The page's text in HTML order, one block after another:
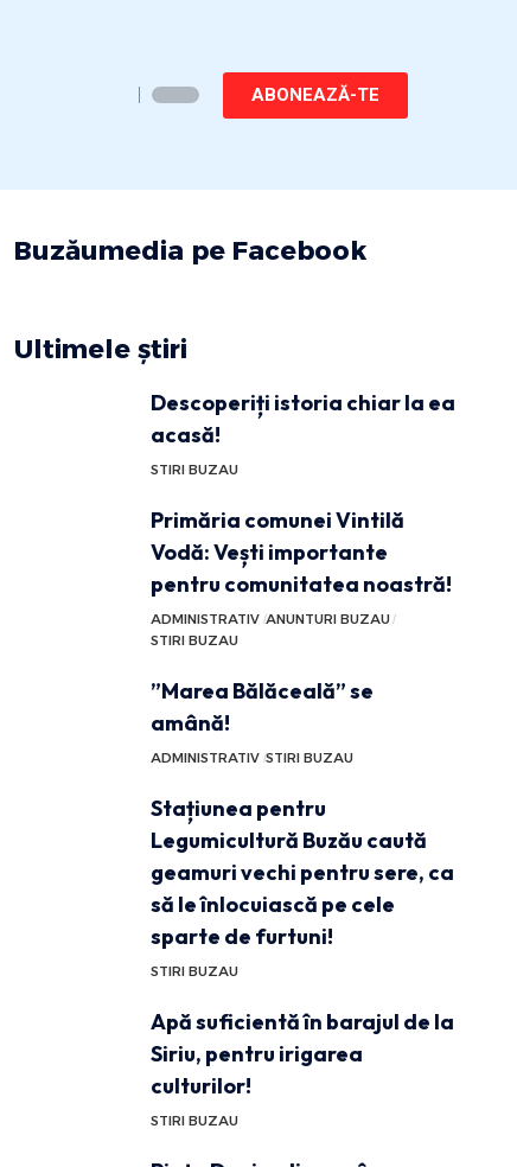
ABONEAZĂ-TE
Buzăumedia pe Facebook
Ultimele știri
Descoperiți istoria chiar la ea
acasă!
STIRI BUZAU
Primăria comunei Vintilă
Vodă: Vești importante
pentru comunitatea noastră!
ADMINISTRATIV ANUNTURI BUZAU
STIRI BUZAU
”Marea Bălăceală” se
amână!
ADMINISTRATIV STIRI BUZAU
Stațiunea pentru
Legumicultură Buzău caută
geamuri vechi pentru sere, ca
să le înlocuiască pe cele
sparte de furtuni!
STIRI BUZAU
Apă suficientă în barajul de la
Siriu, pentru irigarea
culturilor!
STIRI BUZAU